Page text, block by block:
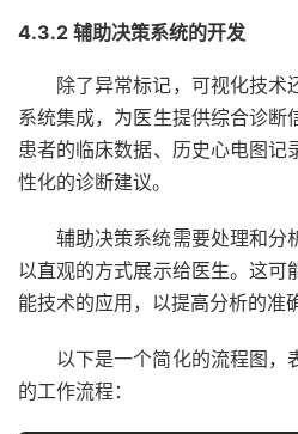
4.3.2 辅助决策系统的开发
除了异常标记，可视化技术
系统集成，为医生提供综合诊断
患者的临床数据、历史心电图记
性化的诊断建议。
辅助决策系统需要处理和分
以直观的方式展示给医生。这可
能技术的应用，以提高分析的准
以下是一个简化的流程图，
的工作流程：